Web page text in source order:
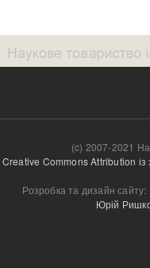
(c) 2007-2021
Creative Commons Attribution
Розробка та дизайн сайту:
Юрій